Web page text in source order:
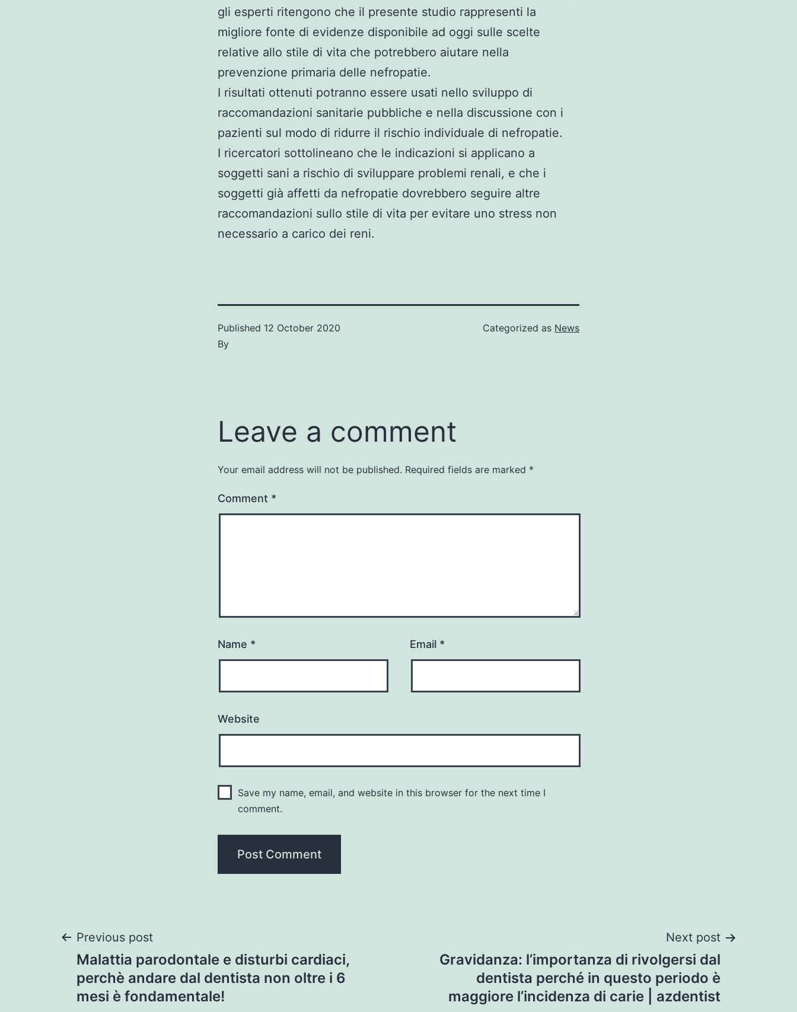
gli esperti ritengono che il presente studio rappresenti la
migliore fonte di evidenze disponibile ad oggi sulle scelte
relative allo stile di vita che potrebbero aiutare nella
prevenzione primaria delle nefropatie.
I risultati ottenuti potranno essere usati nello sviluppo di
raccomandazioni sanitarie pubbliche e nella discussione con i
pazienti sul modo di ridurre il rischio individuale di nefropatie.
I ricercatori sottolineano che le indicazioni si applicano a
soggetti sani a rischio di sviluppare problemi renali, e che i
soggetti già affetti da nefropatie dovrebbero seguire altre
raccomandazioni sullo stile di vita per evitare uno stress non
necessario a carico dei reni.
Published 12 October 2020
By
Categorized as News
Leave a comment
Your email address will not be published. Required fields are marked *
Comment *
Name * Email *
Website
Save my name, email, and website in this browser for the next time I
comment.
Post
navigation
Previous post
Malattia parodontale e disturbi cardiaci,
perchè andare dal dentista non oltre i 6
mesi è fondamentale!
Next post
Gravidanza: l’importanza di rivolgersi dal
dentista perché in questo periodo è
maggiore l’incidenza di carie | azdentist